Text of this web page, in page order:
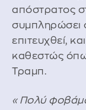
απόστρατος
συμπληρώσει
επιτευχθεί,
καθεστώς
Τραμπ.
«Πολύ